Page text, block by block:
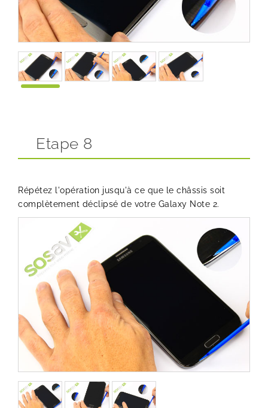
Etape 8
Répétez l'opération jusqu'à ce que le châssis soit
complètement déclipsé de votre Galaxy Note 2.